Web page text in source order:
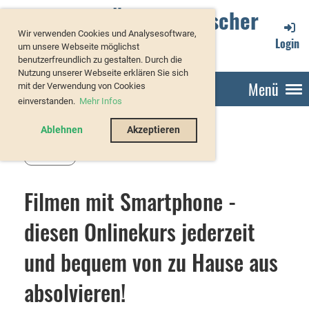
Wir verwenden Cookies und Analysesoftware,
um unsere Webseite möglichst
benutzerfreundlich zu gestalten. Durch die
Nutzung unserer Webseite erklären Sie sich
mit der Verwendung von Cookies
einverstanden. Mehr Infos
Ablehnen Akzeptieren
Verband Österreichischer
Forellenzüchter
Login
Menü
Filmen mit Smartphone -
diesen Onlinekurs jederzeit
und bequem von zu Hause aus
absolvieren!